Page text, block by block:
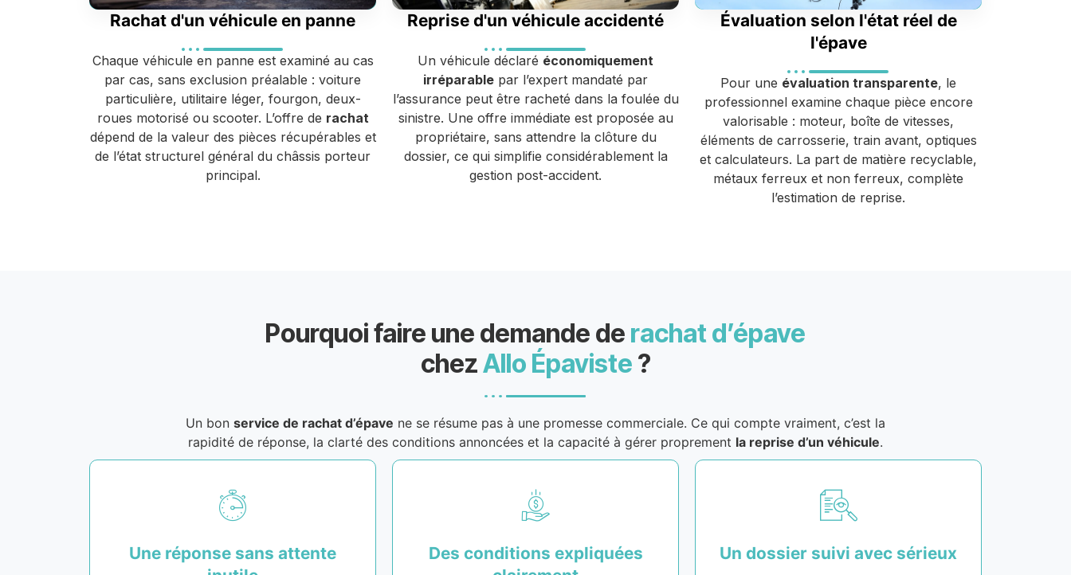
Rachat d'un véhicule en panne
Chaque véhicule en panne est examiné au cas
par cas, sans exclusion préalable : voiture
particulière, utilitaire léger, fourgon, deux-
roues motorisé ou scooter. L’offre de rachat
dépend de la valeur des pièces récupérables et
de l’état structurel général du châssis porteur
principal.
Reprise d'un véhicule accidenté
Un véhicule déclaré économiquement
irréparable par l’expert mandaté par
l’assurance peut être racheté dans la foulée du
sinistre. Une offre immédiate est proposée au
propriétaire, sans attendre la clôture du
dossier, ce qui simplifie considérablement la
gestion post-accident.
Évaluation selon l'état réel de
l'épave
Pour une évaluation transparente, le
professionnel examine chaque pièce encore
valorisable : moteur, boîte de vitesses,
éléments de carrosserie, train avant, optiques
et calculateurs. La part de matière recyclable,
métaux ferreux et non ferreux, complète
l’estimation de reprise.
Pourquoi faire une demande de rachat d’épave
chezAllo Épaviste ?
Un bon service de rachat d’épave ne se résume pas à une promesse commerciale. Ce qui compte vraiment, c’est la
rapidité de réponse, la clarté des conditions annoncées et la capacité à gérer proprement la reprise d’un véhicule.
Une réponse sans attente
Des conditions expliquées
Un dossier suivi avec sérieux